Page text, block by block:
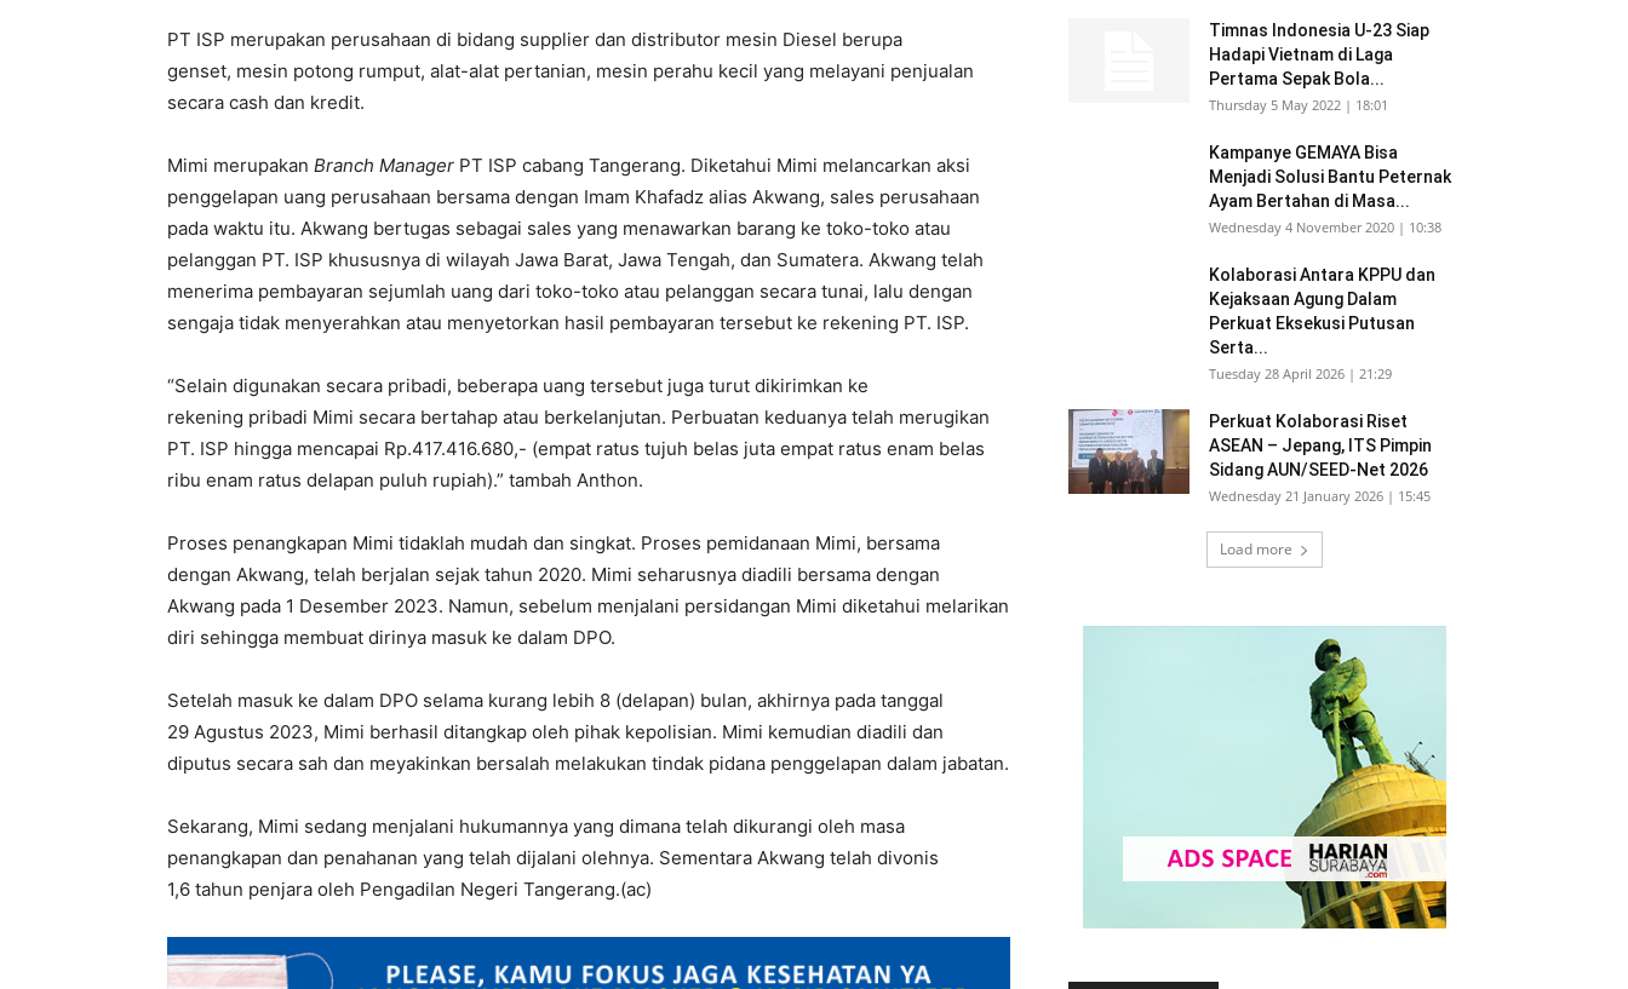
PT ISP merupakan perusahaan di bidang supplier dan distributor mesin Diesel berupa
genset, mesin potong rumput, alat-alat pertanian, mesin perahu kecil yang melayani penjualan
secara cash dan kredit.
Mimi merupakan Branch Manager PT ISP cabang Tangerang. Diketahui Mimi melancarkan aksi
penggelapan uang perusahaan bersama dengan Imam Khafadz alias Akwang, sales perusahaan
pada waktu itu. Akwang bertugas sebagai sales yang menawarkan barang ke toko-toko atau
pelanggan PT. ISP khususnya di wilayah Jawa Barat, Jawa Tengah, dan Sumatera. Akwang telah
menerima pembayaran sejumlah uang dari toko-toko atau pelanggan secara tunai, lalu dengan
sengaja tidak menyerahkan atau menyetorkan hasil pembayaran tersebut ke rekening PT. ISP.
“Selain digunakan secara pribadi, beberapa uang tersebut juga turut dikirimkan ke
rekening pribadi Mimi secara bertahap atau berkelanjutan. Perbuatan keduanya telah merugikan
PT. ISP hingga mencapai Rp.417.416.680,- (empat ratus tujuh belas juta empat ratus enam belas
ribu enam ratus delapan puluh rupiah).” tambah Anthon.
Proses penangkapan Mimi tidaklah mudah dan singkat. Proses pemidanaan Mimi, bersama
dengan Akwang, telah berjalan sejak tahun 2020. Mimi seharusnya diadili bersama dengan
Akwang pada 1 Desember 2023. Namun, sebelum menjalani persidangan Mimi diketahui melarikan
diri sehingga membuat dirinya masuk ke dalam DPO.
Setelah masuk ke dalam DPO selama kurang lebih 8 (delapan) bulan, akhirnya pada tanggal
29 Agustus 2023, Mimi berhasil ditangkap oleh pihak kepolisian. Mimi kemudian diadili dan
diputus secara sah dan meyakinkan bersalah melakukan tindak pidana penggelapan dalam jabatan.
Sekarang, Mimi sedang menjalani hukumannya yang dimana telah dikurangi oleh masa
penangkapan dan penahanan yang telah dijalani olehnya. Sementara Akwang telah divonis
1,6 tahun penjara oleh Pengadilan Negeri Tangerang.(ac)
Timnas Indonesia U-23 Siap
Hadapi Vietnam di Laga
Pertama Sepak Bola...
Thursday 5 May 2022 | 18:01
Kampanye GEMAYA Bisa
Menjadi Solusi Bantu Peternak
Ayam Bertahan di Masa...
Wednesday 4 November 2020 | 10:38
Kolaborasi Antara KPPU dan
Kejaksaan Agung Dalam
Perkuat Eksekusi Putusan
Serta...
Tuesday 28 April 2026 | 21:29
Perkuat Kolaborasi Riset
ASEAN – Jepang, ITS Pimpin
Sidang AUN/SEED-Net 2026
Wednesday 21 January 2026 | 15:45
Load more